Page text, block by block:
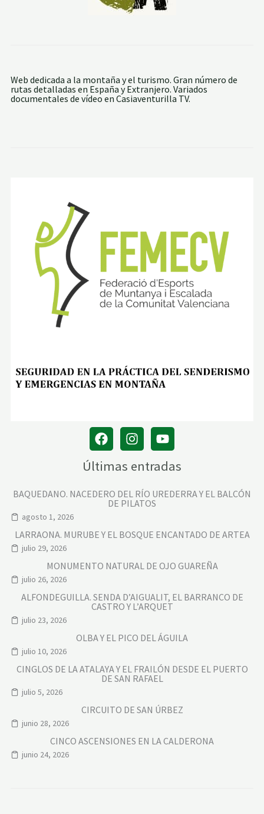
Web dedicada a la montaña y el turismo. Gran número de
rutas detalladas en España y Extranjero. Variados
documentales de vídeo en Casiaventurilla TV.
Últimas entradas
BAQUEDANO. NACEDERO DEL RÍO UREDERRA Y EL BALCÓN
DE PILATOS
agosto 1, 2026
LARRAONA. MURUBE Y EL BOSQUE ENCANTADO DE ARTEA
julio 29, 2026
MONUMENTO NATURAL DE OJO GUAREÑA
julio 26, 2026
ALFONDEGUILLA. SENDA D’AIGUALIT, EL BARRANCO DE
CASTRO Y L’ARQUET
julio 23, 2026
OLBA Y EL PICO DEL ÁGUILA
julio 10, 2026
CINGLOS DE LA ATALAYA Y EL FRAILÓN DESDE EL PUERTO
DE SAN RAFAEL
julio 5, 2026
CIRCUITO DE SAN ÚRBEZ
junio 28, 2026
CINCO ASCENSIONES EN LA CALDERONA
junio 24, 2026